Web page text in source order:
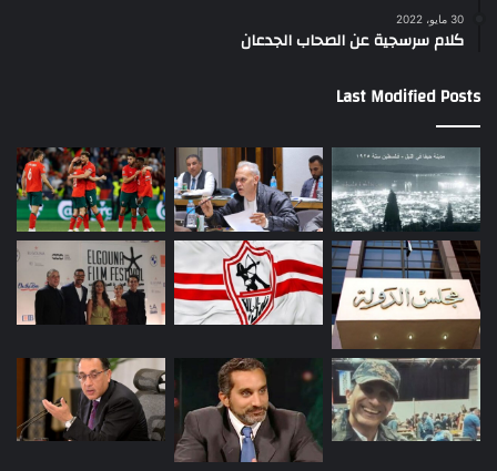
30 مايو، 2022
كلام سرسجية عن الصحاب الجدعان
Last Modified Posts